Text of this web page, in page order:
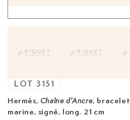
Hermès, Chaîne d'Ancre, bracelet
marine, signé, long. 21 cm
LOT 3151